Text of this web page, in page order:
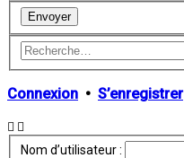
Connexion • S’enregistrer
Nom d’utilisateur :